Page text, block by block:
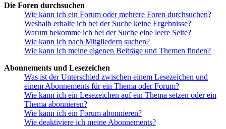
Die Foren durchsuchen
Wie kann ich ein Forum oder mehrere Foren durchsuchen?
Weshalb erhalte ich bei der Suche keine Ergebnisse?
Warum bekomme ich bei der Suche eine leere Seite?
Wie kann ich nach Mitgliedern suchen?
Wie kann ich meine eigenen Beiträge und Themen finden?
Abonnements und Lesezeichen
Was ist der Unterschied zwischen einem Lesezeichen und
einem Abonnements für ein Thema oder Forum?
Wie kann ich ein Lesezeichen auf ein Thema setzen oder ein
Thema abonnieren?
Wie kann ich ein Forum abonnieren?
Wie deaktiviere ich meine Abonnements?